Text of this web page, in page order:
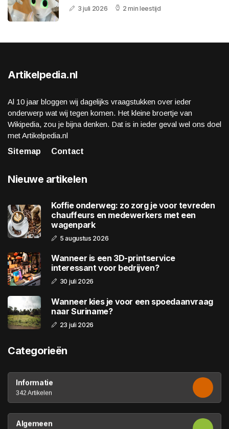
3 juli 2026 2 min leestijd
Artikelpedia.nl
Al 10 jaar bloggen wij dagelijks vraagstukken over ieder
onderwerp wat wij tegen komen. Het kleine broertje van
Wikipedia, zou je bijna denken. Dat is in ieder geval wel ons doel
met Artikelpedia.nl
Sitemap
Contact
Nieuwe artikelen
Koffie onderweg: zo zorg je voor tevreden
chauffeurs en medewerkers met een
wagenpark
5 augustus 2026
Wanneer is een 3D-printservice
interessant voor bedrijven?
30 juli 2026
Wanneer kies je voor een spoedaanvraag
naar Suriname?
23 juli 2026
Categorieën
Informatie
342 Artikelen
Algemeen